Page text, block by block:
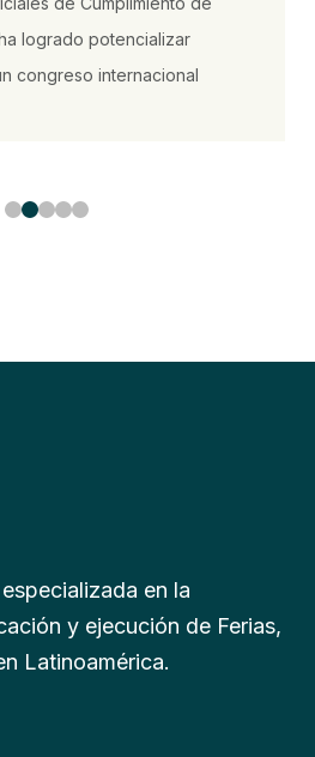
es el principal evento
a
en la
y ejecución de Ferias,
Latinoamérica.